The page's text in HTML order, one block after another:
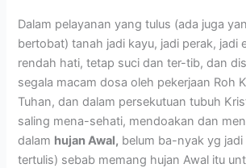
Dalam pelayanan yang tulus (ada juga
bertobat) tanah jadi kayu, jadi perak, jadi
rendah hati, tetap suci dan ter-tib, dan
segala macam dosa oleh pekerjaan Roh
Tuhan, dan dalam persekutuan tubuh
saling mena-sehati, mendoakan dan
dalam hujan Awal, belum ba-nyak yg
tertulis) sebab memang hujan Awal itu